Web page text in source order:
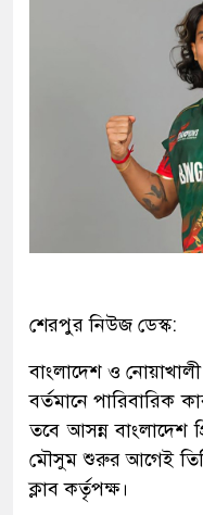
শেরপুর নিউজ ডেস্ক:
বাংলাদেশ ও
বর্তমানে পারিবারিক
তবে আসন্ন বাংলাদেশ
মৌসুম শুরুর আগেই
ক্লাব কর্তৃপক্ষ।